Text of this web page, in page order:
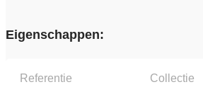
Eigenschappen:
Referentie
Collectie